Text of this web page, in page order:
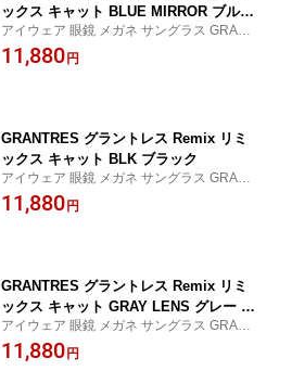
ックス キャット BLUE MIRROR ブルー
ミラー
アイウェア 眼鏡 メガネ サングラス GRANT
RES グラントレス タキロンローランド ロ
ックスタージャパン
11,880円
GRANTRES グラントレス Remix リミ
ックス キャット BLK ブラック
アイウェア 眼鏡 メガネ サングラス GRANT
RES グラントレス タキロンローランド ロ
ックスタージャパン
11,880円
GRANTRES グラントレス Remix リミ
ックス キャット GRAY LENS グレー レ
ンズ
アイウェア 眼鏡 メガネ サングラス GRANT
RES グラントレス タキロンローランド ロ
ックスタージャパン
11,880円